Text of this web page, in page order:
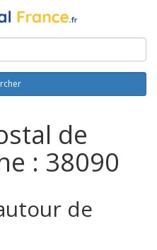
de
: 38090
de